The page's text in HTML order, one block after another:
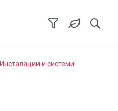
Инсталации и системи